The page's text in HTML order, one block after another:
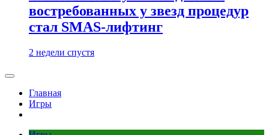
востребованных у звезд процедур
стал SMAS-лифтинг
2 недели спустя
Главная
Игры